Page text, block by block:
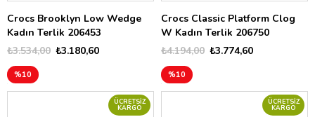
Crocs Brooklyn Low Wedge
Kadın Terlik 206453
₺3.180,60
₺3.534,00
%10
Crocs Classic Platform Clog
W Kadın Terlik 206750
₺3.774,60
₺4.194,00
%10
ÜCRETSIZ
KARGO
ÜCRETSIZ
KARGO